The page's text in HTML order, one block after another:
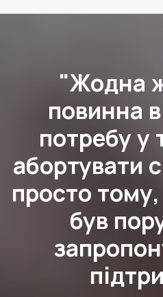
"Жодна
повинна
потребу у
абортувати
просто
був